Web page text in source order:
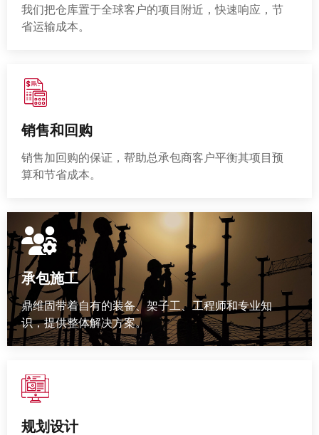
我们把仓库置于全球客户的项目附近，快速响应，节
省运输成本。
销售和回购
销售加回购的保证，帮助总承包商客户平衡其项目预
算和节省成本。
承包施工
鼎维固带着自有的装备、架子工、工程师和专业知
识，提供整体解决方案。
规划设计